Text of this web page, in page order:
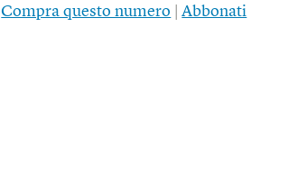
Compra questo numero |Abbonati